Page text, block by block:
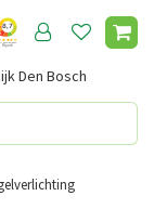
Den Bosch